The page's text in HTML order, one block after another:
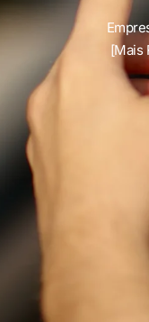
[Mais